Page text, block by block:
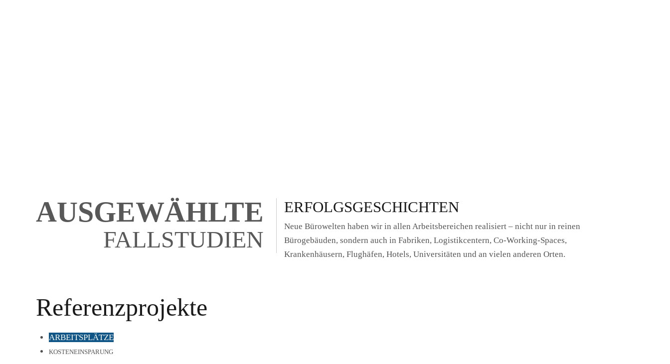
AUSGEWÄHLTE
FALLSTUDIEN
ERFOLGSGESCHICHTEN
Neue Bürowelten haben wir in allen Arbeitsbereichen realisiert – nicht nur in reinen
Bürogebäuden, sondern auch in Fabriken, Logistikcentern, Co-Working-Spaces,
Krankenhäusern, Flughäfen, Hotels, Universitäten und an vielen anderen Orten.
Referenzprojekte
ARBEITSPLÄTZE
KOSTENEINSPARUNG